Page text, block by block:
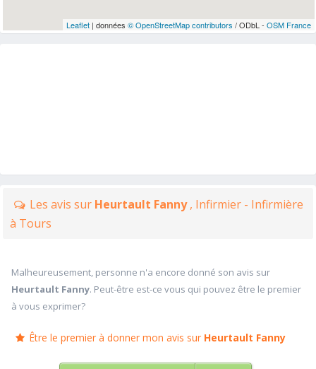
Leaflet| données © OpenStreetMap contributors / ODbL - OSM France
Les avis sur Heurtault Fanny, Infirmier - Infirmière
à Tours
Malheureusement, personne n'a encore donné son avis sur
Heurtault Fanny. Peut-être est-ce vous qui pouvez être le premier
à vous exprimer?
Être le premier à donner mon avis sur Heurtault Fanny